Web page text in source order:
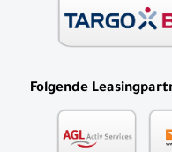
Folgende